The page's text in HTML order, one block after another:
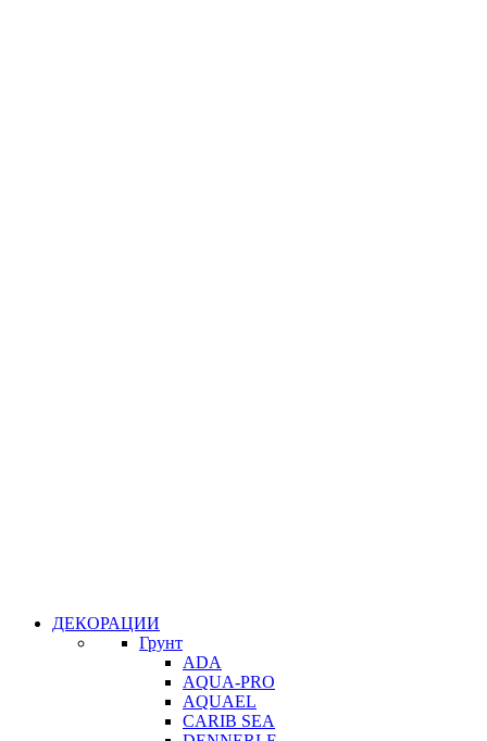
ДЕКОРАЦИИ
Грунт
ADA
AQUA-PRO
AQUAEL
CARIB SEA